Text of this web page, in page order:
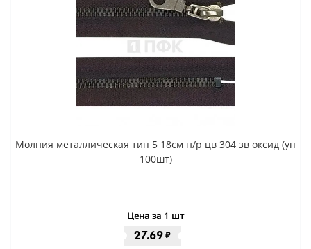
Молния металлическая тип 5 18см н/р цв 304 зв оксид (уп
100шт)
Цена за 1 шт
27.69 ₽